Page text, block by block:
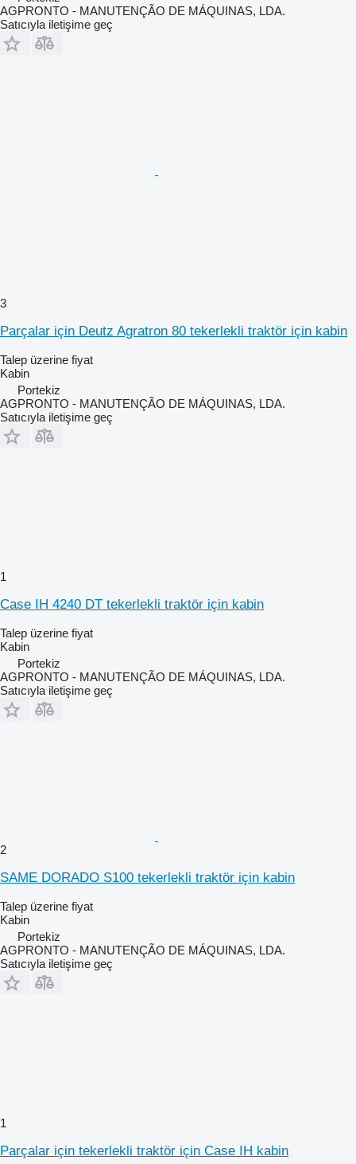
AGPRONTO - MANUTENÇÃO DE MÁQUINAS, LDA.
Satıcıyla iletişime geç
3
Parçalar için Deutz Agratron 80 tekerlekli traktör için kabin
Talep üzerine fiyat
Kabin
Portekiz
AGPRONTO - MANUTENÇÃO DE MÁQUINAS, LDA.
Satıcıyla iletişime geç
1
Case IH 4240 DT tekerlekli traktör için kabin
Talep üzerine fiyat
Kabin
Portekiz
AGPRONTO - MANUTENÇÃO DE MÁQUINAS, LDA.
Satıcıyla iletişime geç
2
SAME DORADO S100 tekerlekli traktör için kabin
Talep üzerine fiyat
Kabin
Portekiz
AGPRONTO - MANUTENÇÃO DE MÁQUINAS, LDA.
Satıcıyla iletişime geç
1
Parçalar için tekerlekli traktör için Case IH kabin